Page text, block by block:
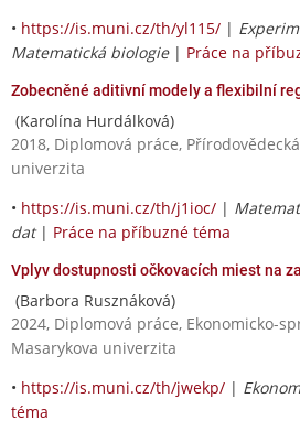
• https://is.muni.cz/th/yl115/ |
Matematická biologie| Práce na
Zobecněné aditivní modely a flexibilní
(Karolína Hurdálková)
2018, Diplomová práce,
univerzita
• https://is.muni.cz/th/j1ioc/ |
dat| Práce na příbuzné téma
Vplyv dostupnosti očkovacích miest na
(Barbora Rusznáková)
2024, Diplomová práce, Ekonomicko-
Masarykova univerzita
• https://is.muni.cz/th/jwekp/ |
téma